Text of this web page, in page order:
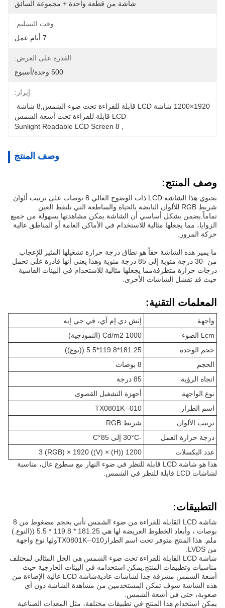
شاشة من قطعة واحدة + مجموعة السائق
وقت التسليم:
7 أيام عمل
القدرة على العرض:
500 وحدة/أسبوع
إبراز:
LCD قابلة للقراءة تحت أشعة الشمس
8 Sunlight Readable LCD Screen
وصف المنتج
وصف المنتج:
يحتوي هذا الشاشة LCD ذات الوضوح العالي 8 بوصات على ترتيب ألوان
شريط RGB للألوان النابضة بالحياة والساطعة التي تلتقط العين
تماماً.يضمن بشكل أساسي أن الشاشة يمكن مشاهدتها بسهولة من جميع
الزوايا، مما يجعلها مثالية للاستخدام في الأماكن العامة أو المناطق عالية
حركة المرور.
ما يميز هذه الشاشة حقاً هو نطاق درجة حرارة تشغيلها المثير للإعجاب
من -30 درجة مئوية إلى 85 درجة مئوية وهذا يعني أنها قادرة على تحمل
درجات حرارة متطرفةمما يجعلها مثالية للاستخدام في البيئات القاسية
حيث قد تفشل الشاشات الأخرى.
المعلمات التقنية:
واجهة
إتش دي إم آي، في جي إيه
Lcm الضوء
1000 Cd/m2 (النموذجية)
حجم الوحدة
181.25*119.8*5.5 ((نوع))
الحجم
8 بوصات
اتجاه الرؤية
85 درجة
نوع الواجهة
أجهزة التشغيل القصوى
اسم الطراز
TX0801K--010
ترتيب الألوان
شريط RGB
درجة حرارة العمل
-30°C إلى 85°C
عدد البكسلات
1200 ((H) × 3 (RGB) × 1920 ((V)
هذا هو شاشة LCD قابلة للنظر في ضوء النهار مع سطوع عال، مناسبة
لشاشات LCD قابلة للنظر في الشمس.
التطبيقات:
شاشة LCD القابلة للقراءة من ضوء الشمس تأتي بحجم مضغوط من 8
بوصات ، وأبعاد الخطوط العريضة لها هي 181.25 * 119.8 * 5.5 ((النوع.)
ملم. هذا المنتج متوفر تحت اسم الطراز TX0801K--010ولها نوع واجهة
من LVDS.
شاشة LCD القابلة للقراءة تحت ضوء الشمس هي الحل المثالي لمختلف
مناسبات وتطبيقات المنتج.يمكن استخدامه في البيئات الخارجية حيث
أشعة الشمس مشرقة جدا لشاشات عاديةشاشة LCD عالية الإضاءة من
هذه الشاشة سوف تمكن المستخدمين من مشاهدة الشاشة دون أي
صعوبة، حتى في أشعة الشمس.
يمكن استخدام هذا المنتج في تطبيقات مختلفة، مثل المعدات الصناعية